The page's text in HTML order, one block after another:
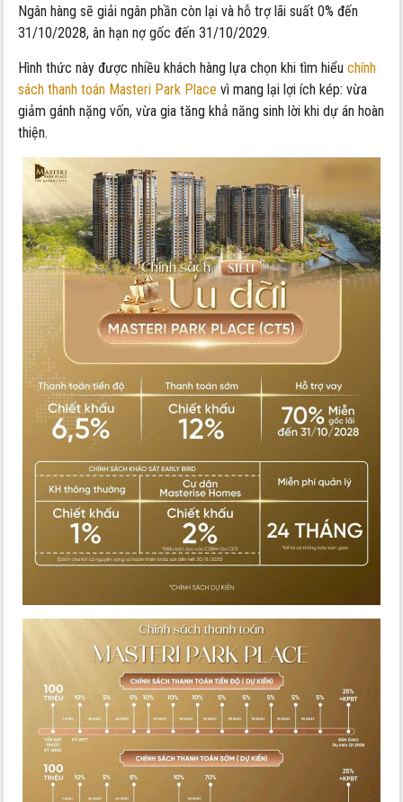
Ngân hàng sẽ giải ngân phần còn lại và hỗ trợ lãi suất 0% đến
31/10/2028, ân hạn nợ gốc đến 31/10/2029.
Hình thức này được nhiều khách hàng lựa chọn khi tìm hiểuchính
sách thanh toán Masteri Park Place vì mang lại lợi ích kép: vừa
giảm gánh nặng vốn, vừa gia tăng khả năng sinh lời khi dự án hoàn
thiện.